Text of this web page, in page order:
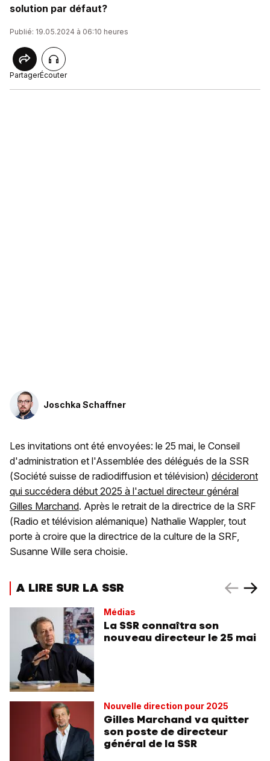
solution par défaut?
Publié: 19.05.2024 à 06:10 heures
PartagerÉcouter
Joschka Schaffner
Les invitations ont été envoyées: le 25 mai, le Conseil
d'administration et l'Assemblée des délégués de la SSR
(Société suisse de radiodiffusion et télévision) décideront
qui succédera début 2025 à l'actuel directeur général
Gilles Marchand. Après le retrait de la directrice de la SRF
(Radio et télévision alémanique) Nathalie Wappler, tout
porte à croire que la directrice de la culture de la SRF,
Susanne Wille sera choisie.
A LIRE SUR LA SSR
Médias
La SSR connaîtra son
nouveau directeur le 25 mai
Nouvelle direction pour 2025
Gilles Marchand va quitter
son poste de directeur
général de la SSR